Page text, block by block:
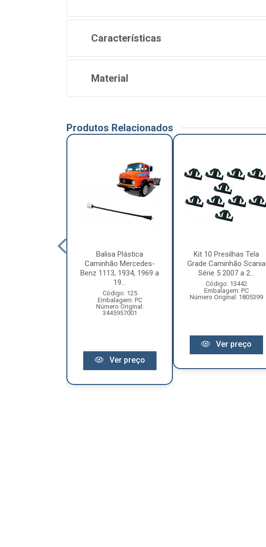
Características
Material
Produtos Relacionados
Balisa Plástica
Caminhão Mercedes-
Benz 1113, 1934, 1969 a
19...
Código: 125
Embalagem: PC
Número Original:
3445957001
Ver preço
Kit 10 Presilhas Tela
Grade Caminhão Scania
Série 5 2007 a 2...
Código: 13442
Embalagem: PC
Número Original: 1805399
Ver preço